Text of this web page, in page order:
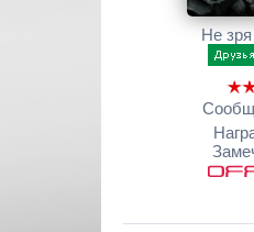
Не зря